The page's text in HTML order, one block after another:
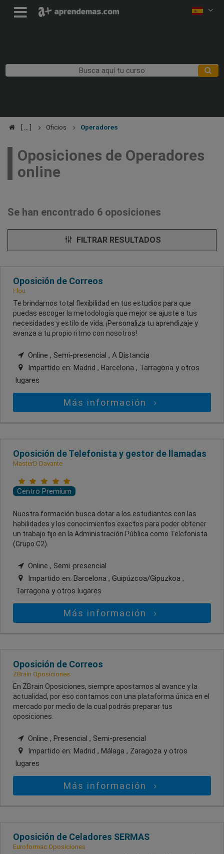
Oficios Operadores
Oposiciones de Operadores
online
Se han encontrado 6 oposiciones
FILTRAR RESULTADOS
Oposición de Correos
Flou
Te brindamos total flexibilidad en tus estudios para que
puedas escoger la metodología que mejor se ajuste a tus
necesidades y estilo de vida. ¡Personaliza tu aprendizaje y
avanza a tu propio ritmo con nosotros!
Online , Semi-presencial , A Distancia
Impartido en: Madrid , Barcelona , Tarragona y otros
lugares
Más información
Oposición de Telefonista y gestor de llamadas
MasterD Davante
Centro Premium
Nuestra formación busca dotar a los estudiantes con las
habilidades y los conocimientos exactos para poder obtener
un trabajo fijo en la Administración Pública como Telefonista
(Grupo C2).
Online , Semi-presencial
Impartido en: Barcelona , Guipúzcoa/Gipuzkoa ,
Tarragona y otros lugares
Más información
Oposición de Correos
ZBrain Oposiciones
En ZBrain Oposiciones, siempre apostamos al avance y la
actualidad, por eso contamos con una plataforma única en el
mercado por medio de la cual podrás preparar tus
oposiciones.
Online , Presencial , Semi-presencial
Impartido en: Madrid , Málaga , Zaragoza y otros
lugares
Más información
Oposición de Celadores SERMAS
Euroformac Oposiciones